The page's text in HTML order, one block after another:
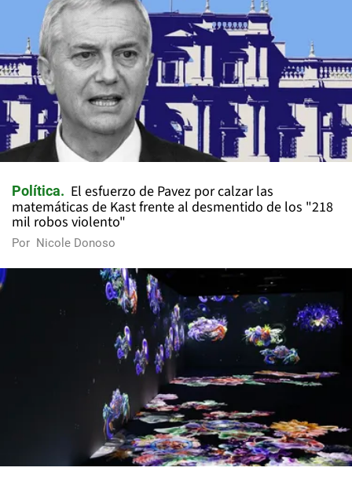
Política
El esfuerzo de Pavez por calzar las
matemáticas de Kast frente al desmentido de los "218
mil robos violento"
Por Nicole Donoso